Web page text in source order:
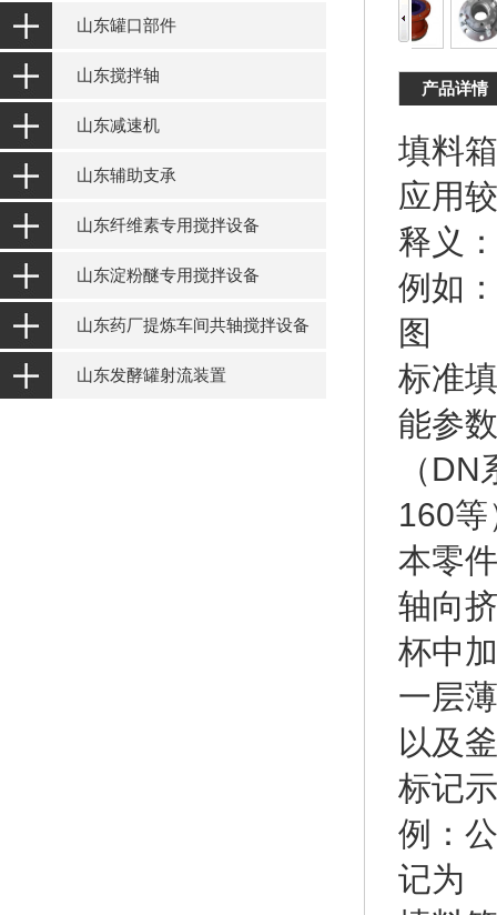
山东罐口部件
山东搅拌轴
山东减速机
山东辅助支承
山东纤维素专用搅拌设备
山东淀粉醚专用搅拌设备
山东药厂提炼车间共轴搅拌设备
山东发酵罐射流装置
产品详情
填料
应用
释义：
例如
图
标准
能参
（
160
本零
轴向
杯中
一层
以及
标记
例：
记为